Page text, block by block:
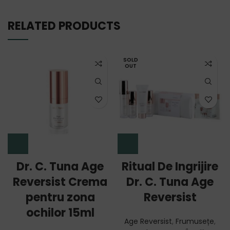
RELATED PRODUCTS
Dr. C. Tuna Age
Reversist Crema
pentru zona
ochilor 15ml
SOLD
OUT
Ritual De Ingrijire
Dr. C. Tuna Age
Reversist
Age Reversist, Frumusețe,